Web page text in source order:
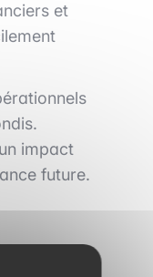
et
impact
future.